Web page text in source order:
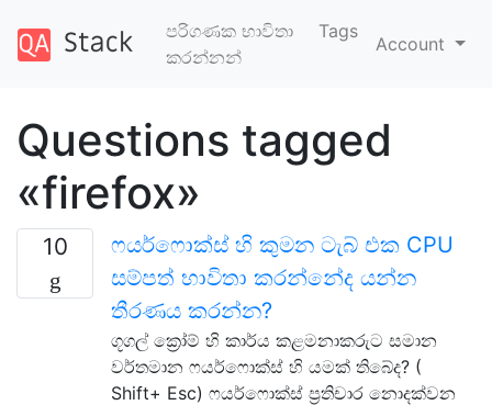
පරිගණක භාවිතා
කරන්නන්
Tags
Account
Questions tagged
«firefox»
10
ෆයර්ෆොක්ස් හි කුමන ටැබ් එක CPU
සම්පත් භාවිතා කරන්නේද යන්න
තීරණය කරන්න?
ගූගල් ක්‍රෝම් හි කාර්ය කළමනාකරුට සමාන
වර්තමාන ෆයර්ෆොක්ස් හි යමක් තිබේද? (
Shift+ Esc) ෆයර්ෆොක්ස් ප්‍රතිචාර නොදක්වන